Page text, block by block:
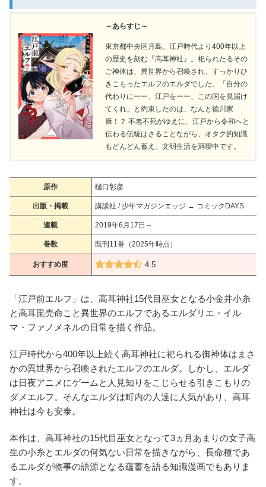
～あらすじ～
東京都中央区月島。江戸時代より400年以上
の歴史を刻む『高耳神社』。祀られたるその
ご神体は、異世界から召喚され、すっかりひ
きこもったエルフのエルダでした。「自分の
代わりにーー、江戸をーー、この国を見届け
てくれ」と約束したのは、なんと徳川家
康！？ 不老不死がゆえに、江戸から令和へと
伝わる伝統はさることながら、オタク的知識
もどんどん蓄え、文明生活を満喫中です。
原作 樋口彰彦
出版・掲載 講談社 / 少年マガジンエッジ → コミックDAYS
連載 2019年6月17日～
巻数 既刊11巻（2025年時点）
おすすめ度 4.5
「江戸前エルフ」は、高耳神社15代目巫女となる小金井小糸
と高耳毘売命こと異世界のエルフであるエルダリエ・イル
マ・ファノメネルの日常を描く作品。
江戸時代から400年以上続く高耳神社に祀られる御神体はまさ
かの異世界から召喚されたエルフのエルダ。しかし、エルダ
は日夜アニメにゲームと人見知りをこじらせる引きこもりの
ダメエルフ。そんなエルダは町内の人達に人気があり、高耳
神社は今も安泰。
本作は、高耳神社の15代目巫女となって3ヵ月あまりの女子高
生の小糸とエルダの何気ない日常を描きながら、長命種であ
るエルダが物事の語源となる蘊蓄を語る知識漫画でもありま
す。